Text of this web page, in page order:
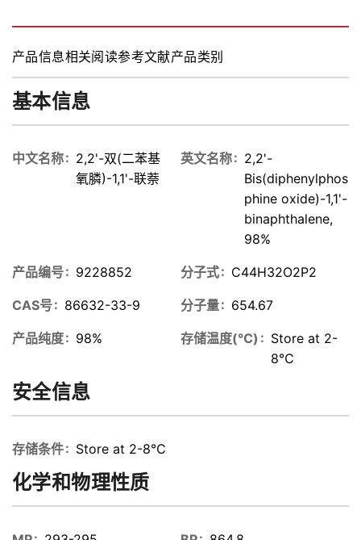
产品信息相关阅读参考文献产品类别
基本信息
中文名称
2,2'-双(二苯基
氧膦)-1,1'-联萘
英文名称
2,2'-
Bis(diphenylphos
phine oxide)-1,1'-
binaphthalene,
98%
产品编号 9228852 分子式 C44H32O2P2
CAS号 86632-33-9 分子量 654.67
产品纯度 98% 存储温度(℃)
Store at 2-
8℃
安全信息
存储条件 Store at 2-8℃
化学和物理性质